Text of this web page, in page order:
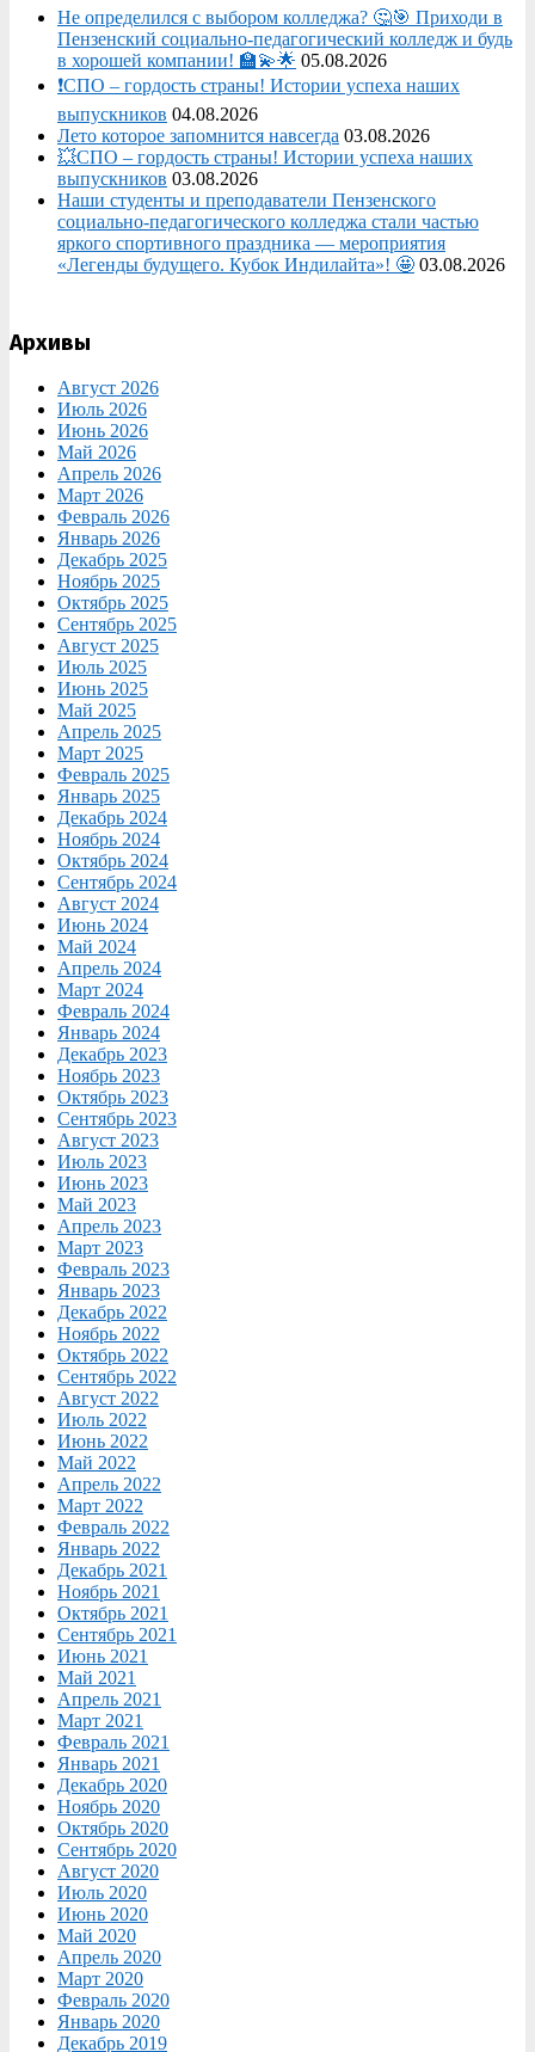
Не определился с выбором колледжа? 🤔🎯 Приходи в
Пензенский социально-педагогический колледж и будь
в хорошей компании! 🏫💫🌟 05.08.2026
❗СПО – гордость страны! Истории успеха наших
выпускников 04.08.2026
Лето которое запомнится навсегда 03.08.2026
💥СПО – гордость страны! Истории успеха наших
выпускников 03.08.2026
Наши студенты и преподаватели Пензенского
социально‑педагогического колледжа стали частью
яркого спортивного праздника — мероприятия
«Легенды будущего. Кубок Индилайта»! 🤩 03.08.2026
Архивы
Август 2026
Июль 2026
Июнь 2026
Май 2026
Апрель 2026
Март 2026
Февраль 2026
Январь 2026
Декабрь 2025
Ноябрь 2025
Октябрь 2025
Сентябрь 2025
Август 2025
Июль 2025
Июнь 2025
Май 2025
Апрель 2025
Март 2025
Февраль 2025
Январь 2025
Декабрь 2024
Ноябрь 2024
Октябрь 2024
Сентябрь 2024
Август 2024
Июнь 2024
Май 2024
Апрель 2024
Март 2024
Февраль 2024
Январь 2024
Декабрь 2023
Ноябрь 2023
Октябрь 2023
Сентябрь 2023
Август 2023
Июль 2023
Июнь 2023
Май 2023
Апрель 2023
Март 2023
Февраль 2023
Январь 2023
Декабрь 2022
Ноябрь 2022
Октябрь 2022
Сентябрь 2022
Август 2022
Июль 2022
Июнь 2022
Май 2022
Апрель 2022
Март 2022
Февраль 2022
Январь 2022
Декабрь 2021
Ноябрь 2021
Октябрь 2021
Сентябрь 2021
Июнь 2021
Май 2021
Апрель 2021
Март 2021
Февраль 2021
Январь 2021
Декабрь 2020
Ноябрь 2020
Октябрь 2020
Сентябрь 2020
Август 2020
Июль 2020
Июнь 2020
Май 2020
Апрель 2020
Март 2020
Февраль 2020
Январь 2020
Декабрь 2019